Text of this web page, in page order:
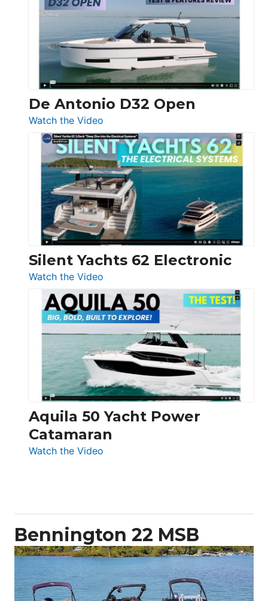
D42
Open
De Antonio D32 Open
Watch the Video
De
Antonio
D32
Open
Silent Yachts 62 Electronic
Watch the Video
Silent
Yachts
62
Electronic
Aquila 50 Yacht Power
Catamaran
Watch the Video
Bennington 22 MSB